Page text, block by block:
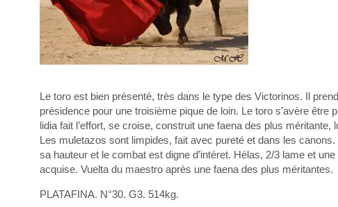
Le toro est bien présenté, très dans le type des Victorinos. Il
présidence pour une troisième pique de loin. Le toro s’avère
lidia fait l’effort, se croise, construit une faena des plus
Les muletazos sont limpides, fait avec pureté et dans les
sa hauteur et le combat est digne d’intéret. Hélas, 2/3 lame et
acquise. Vuelta du maestro après une faena des plus méritantes.
PLATAFINA. N°30. G3. 514kg.